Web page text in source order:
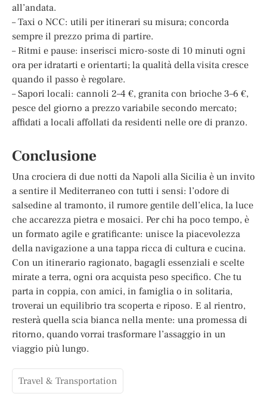
all’andata.
– Taxi o NCC: utili per itinerari su misura; concorda
sempre il prezzo prima di partire.
– Ritmi e pause: inserisci micro-soste di 10 minuti ogni
ora per idratarti e orientarti; la qualità della visita cresce
quando il passo è regolare.
– Sapori locali: cannoli 2–4 €, granita con brioche 3–6 €,
pesce del giorno a prezzo variabile secondo mercato;
affidati a locali affollati da residenti nelle ore di pranzo.
Conclusione
Una crociera di due notti da Napoli alla Sicilia è un invito
a sentire il Mediterraneo con tutti i sensi: l’odore di
salsedine al tramonto, il rumore gentile dell’elica, la luce
che accarezza pietra e mosaici. Per chi ha poco tempo, è
un formato agile e gratificante: unisce la piacevolezza
della navigazione a una tappa ricca di cultura e cucina.
Con un itinerario ragionato, bagagli essenziali e scelte
mirate a terra, ogni ora acquista peso specifico. Che tu
parta in coppia, con amici, in famiglia o in solitaria,
troverai un equilibrio tra scoperta e riposo. E al rientro,
resterà quella scia bianca nella mente: una promessa di
ritorno, quando vorrai trasformare l’assaggio in un
viaggio più lungo.
Travel & Transportation